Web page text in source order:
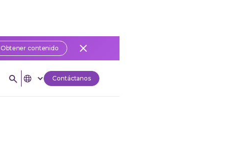
Obtener contenido
Contáctanos